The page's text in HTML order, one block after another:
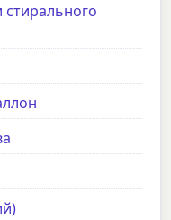
стирального